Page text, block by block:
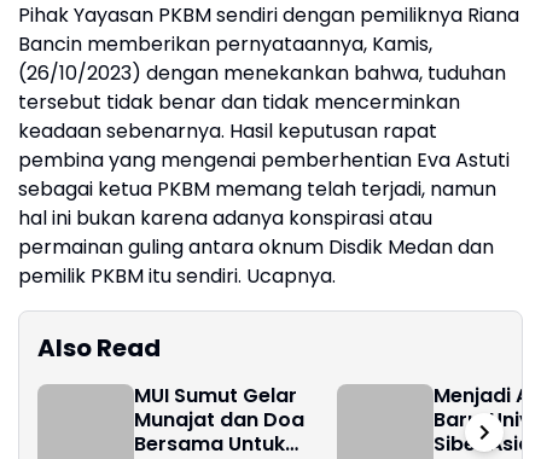
Pihak Yayasan PKBM sendiri dengan pemiliknya Riana
Bancin memberikan pernyataannya, Kamis,
(26/10/2023) dengan menekankan bahwa, tuduhan
tersebut tidak benar dan tidak mencerminkan
keadaan sebenarnya. Hasil keputusan rapat
pembina yang mengenai pemberhentian Eva Astuti
sebagai ketua PKBM memang telah terjadi, namun
hal ini bukan karena adanya konspirasi atau
permainan guling antara oknum Disdik Medan dan
pemilik PKBM itu sendiri. Ucapnya.
Also Read
MUI Sumut Gelar
Munajat dan Doa
Bersama Untuk
Menjadi
Baru:
Siber Asia